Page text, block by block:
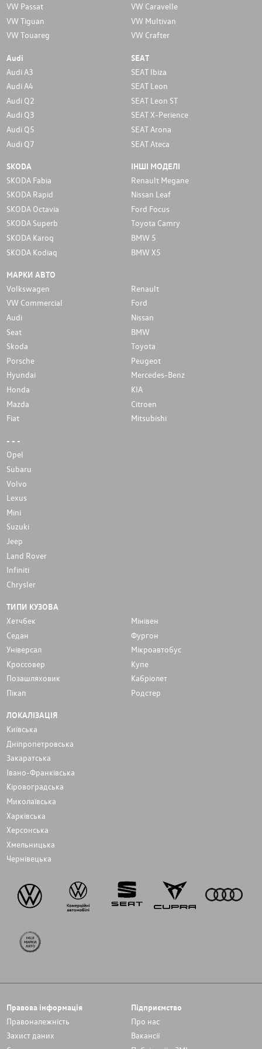
VW Passat
VW Tiguan
VW Touareg
VW Caravelle
VW Multivan
VW Crafter
Audi
Audi A3
Audi A4
Audi Q2
Audi Q3
Audi Q5
Audi Q7
SEAT
SEAT Ibiza
SEAT Leon
SEAT Leon ST
SEAT X-Perience
SEAT Arona
SEAT Ateca
SKODA
SKODA Fabia
SKODA Rapid
SKODA Octavia
SKODA Superb
SKODA Karoq
SKODA Kodiaq
ІНШІ МОДЕЛІ
Renault Megane
Nissan Leaf
Ford Focus
Toyota Camry
BMW 5
BMW X5
МАРКИ АВТО
Volkswagen
Renault
VW Commercial
Ford
Audi
Nissan
Seat
BMW
Skoda
Toyota
Porsche
Peugeot
Hyundai
Mercedes-Benz
Honda
KIA
Mazda
Citroen
Fiat
Mitsubishi
- - -
Opel
Subaru
Volvo
Lexus
Mini
Suzuki
Jeep
Land Rover
Infiniti
Chrysler
ТИПИ КУЗОВА
Хетчбек
Мінівен
Седан
Фургон
Унiверсал
Мікроавтобус
Кроссовер
Купе
Позашляховик
Кабріолет
Пікап
Родстер
ЛОКАЛІЗАЦІЯ
Київська
Дніпропетровська
Закаратська
Івано-Франківська
Кіровоградська
Миколаївська
Харківська
Херсонська
Хмельницька
Чернівецька
Правова інформація
Правоналежність
Захист даних
Підприємство
Про нас
Вакансії